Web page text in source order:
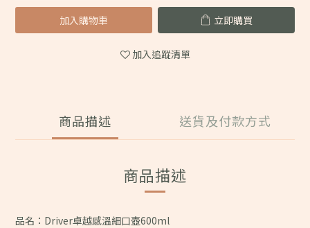
加入購物車 立即購買
加入追蹤清單
商品描述 送貨及付款方式
商品描述
品名：Driver卓越感溫細口壺600ml